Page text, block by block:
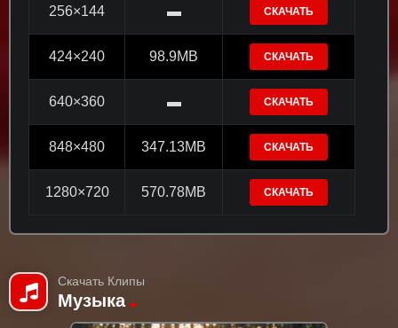
256×144 ▬ СКАЧАТЬ
424×240 98.9MB СКАЧАТЬ
640×360 ▬ СКАЧАТЬ
848×480 347.13MB СКАЧАТЬ
1280×720 570.78MB СКАЧАТЬ
Скачать Клипы
Музыка